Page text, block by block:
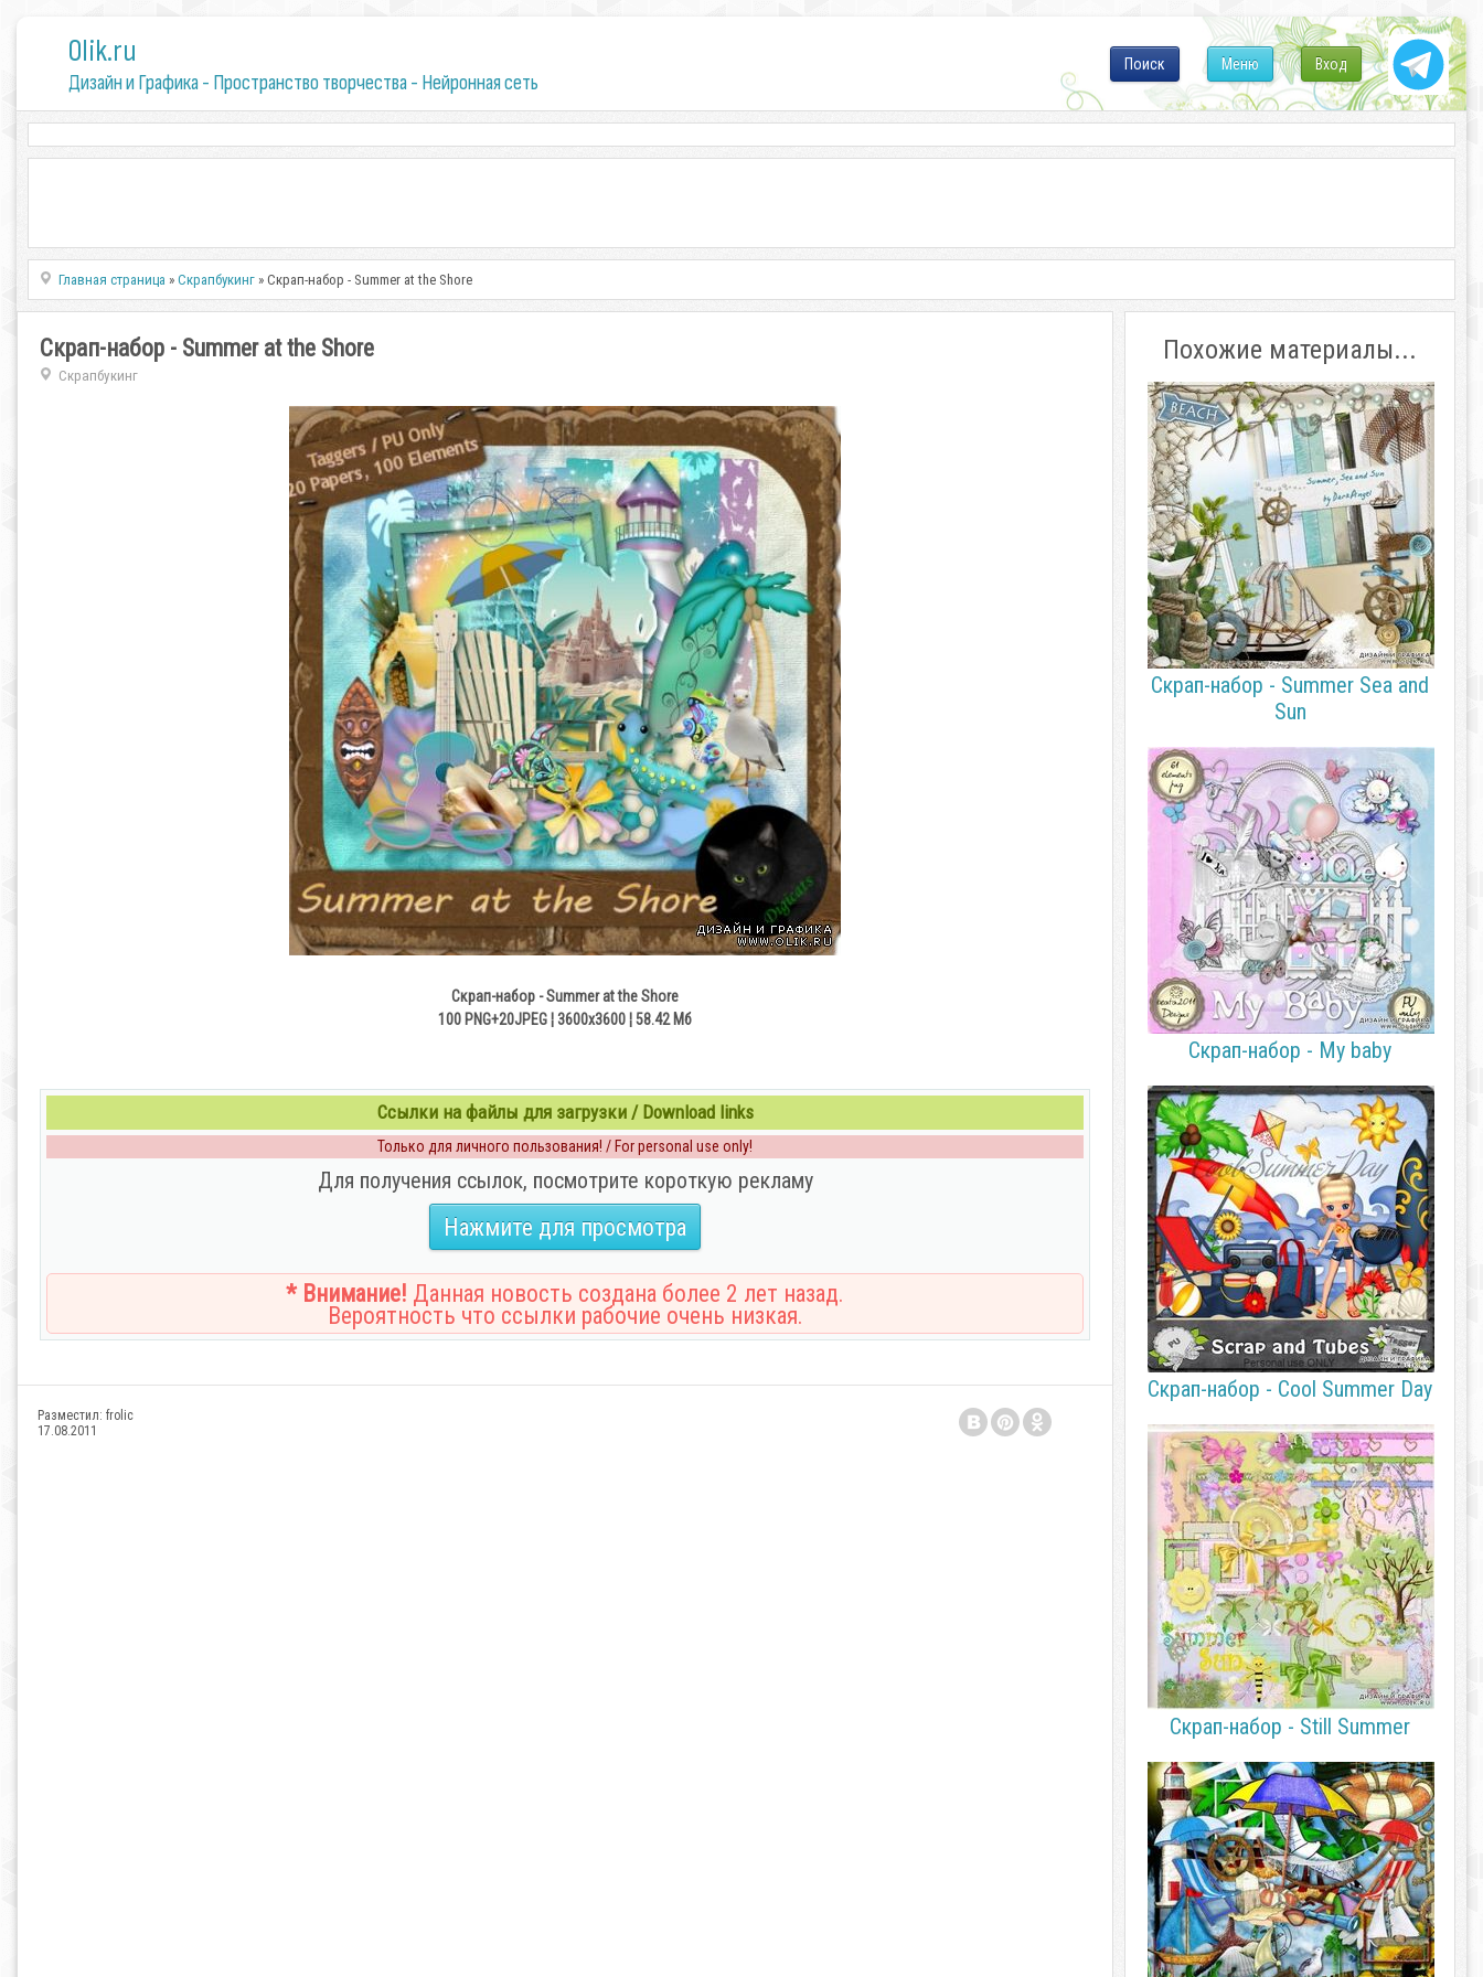
0lik.ru
Дизайн и Графика - Пространство творчества - Нейронная сеть
Вход
Меню
Поиск
Главная страница »Скрапбукинг » Скрап-набор - Summer at the Shore
Скрап-набор - Summer at the Shore
Скрапбукинг
Скрап-набор - Summer at the Shore
100 PNG+20JPEG ¦ 3600x3600 ¦ 58.42 Мб
Ссылки на файлы для загрузки / Download links
Только для личного пользования! / For personal use only!
Для получения ссылок, посмотрите короткую рекламу
Нажмите для просмотра
* Внимание! Данная новость создана более 2 лет назад.
Вероятность что ссылки рабочие очень низкая.
Разместил: frolic
17.08.2011
Похожие материалы...
Скрап-набор - Summer Sea and
Sun
Скрап-набор - My baby
Скрап-набор - Cool Summer Day
Скрап-набор - Still Summer